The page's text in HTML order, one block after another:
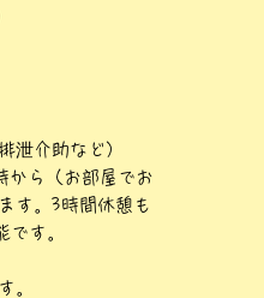
泄介助など）
ら（お部屋でお
す。3時間休憩も
です。
。